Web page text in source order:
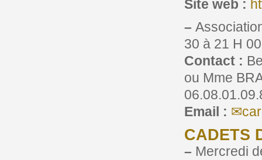
Site web :
–
30 à 21 H
Contact :
ou Mme
Email :
CADETS
– Mercredi